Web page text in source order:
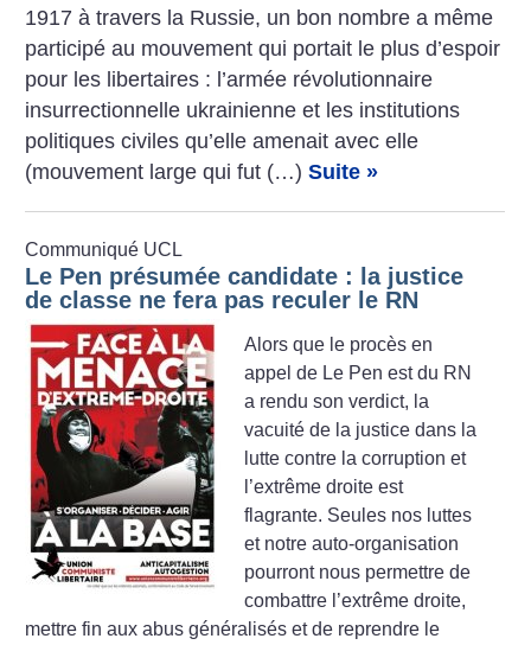
1917 à travers la Russie, un bon nombre a même
participé au mouvement qui portait le plus d’espoir
pour les libertaires : l’armée révolutionnaire
insurrectionnelle ukrainienne et les institutions
politiques civiles qu’elle amenait avec elle
(mouvement large qui fut (…)Suite »
Communiqué UCL
Le Pen présumée candidate : la justice
de classe ne fera pas reculer le RN
Alors que le procès en
appel de Le Pen est du RN
a rendu son verdict, la
vacuité de la justice dans la
lutte contre la corruption et
l’extrême droite est
flagrante. Seules nos luttes
et notre auto-organisation
pourront nous permettre de
combattre l’extrême droite,
mettre fin aux abus généralisés et de reprendre le